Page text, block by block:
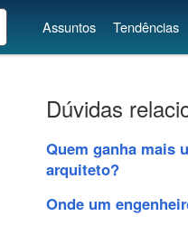
Assuntos Tendências
Dúvidas
Quem ganha mais
arquiteto?
Onde um